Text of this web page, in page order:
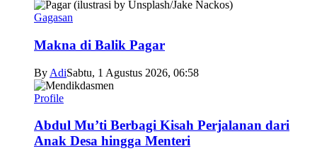
Gagasan
Makna di Balik Pagar
By AdiSabtu, 1 Agustus 2026, 06:58
Profile
Abdul Mu’ti Berbagi Kisah Perjalanan dari
Anak Desa hingga Menteri